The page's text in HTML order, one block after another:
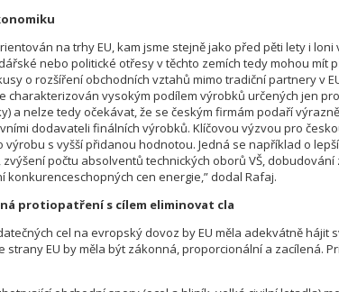
na trhy EU, kam jsme stejně jako před pěti lety i loni
nebo politické otřesy v těchto zemích tedy mohou mít
o rozšíření obchodních vztahů mimo tradiční partnery v
charakterizován vysokým podílem výrobků určených jen
a nelze tedy očekávat, že se českým firmám podaří
dodavateli finálních výrobků. Klíčovou výzvou pro
s vyšší přidanou hodnotou. Jedná se například o
počtu absolventů technických oborů VŠ, dobudování
konkurenceschopných cen energie,” dodal Rafaj.
protiopatření s cílem eliminovat cla
cel na evropský dovoz by EU měla adekvátně hájit
strany EU by měla být zákonná, proporcionální a zacílená.